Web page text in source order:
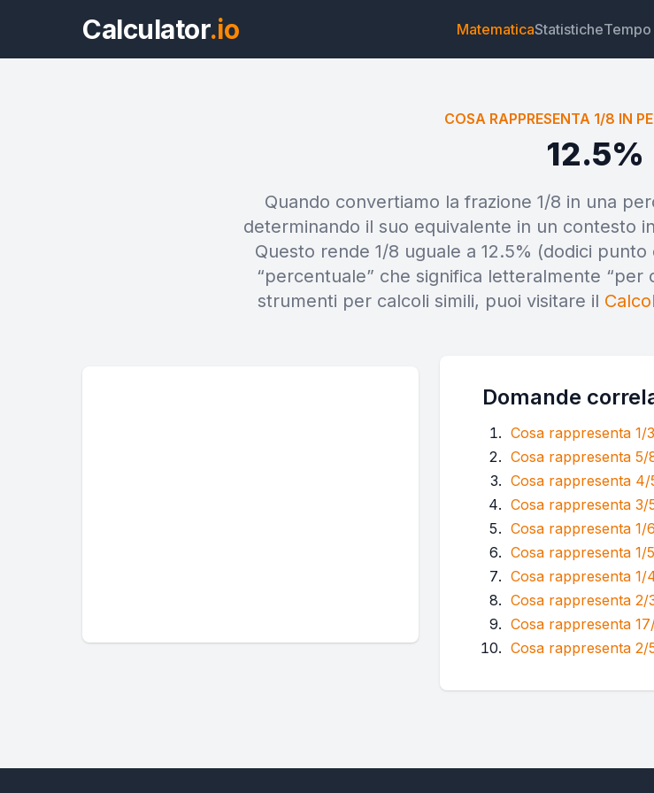
Calculator.io MatematicaStatisticheTempo
Widget
Anteprima
COSA RAPPRESENTA 1/8 IN
12.5%
Quando convertiamo la frazione 1/8 in una
determinando il suo equivalente in un contesto
Questo rende 1/8 uguale a 12.5% (dodici
“percentuale” che significa letteralmente “per
strumenti per calcoli simili, puoi visitare il
Domande
Cosa rappresenta 1/
Cosa rappresenta
Cosa rappresenta
Cosa rappresenta 3/
Cosa rappresenta 1/
Cosa rappresenta 1/
Cosa rappresenta 1/
Cosa rappresenta 2/
Cosa rappresenta
Cosa rappresenta 2/